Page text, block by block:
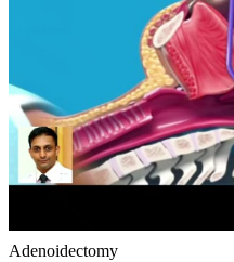
Adenoidectomy